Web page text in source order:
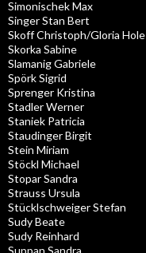
Simonischek Max
Singer Stan Bert
Skoff Christoph/Gloria Hole
Skorka Sabine
Slamanig Gabriele
Spörk Sigrid
Sprenger Kristina
Stadler Werner
Staniek Patricia
Staudinger Birgit
Stein Miriam
Stöckl Michael
Stopar Sandra
Strauss Ursula
Stücklschweiger Stefan
Sudy Beate
Sudy Reinhard